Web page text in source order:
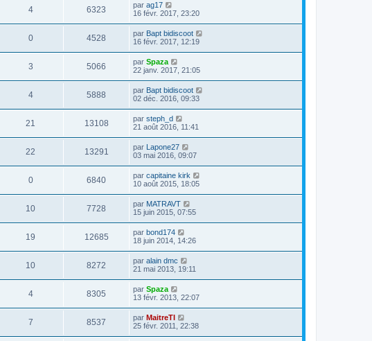
4 6323 par ag17
16 févr. 2017, 23:20
0 4528 par Bapt bidiscoot
16 févr. 2017, 12:19
3 5066 par Spaza
22 janv. 2017, 21:05
4 5888 par Bapt bidiscoot
02 déc. 2016, 09:33
21 13108 par steph_d
21 août 2016, 11:41
22 13291 par Lapone27
03 mai 2016, 09:07
0 6840 par capitaine kirk
10 août 2015, 18:05
10 7728 par MATRAVT
15 juin 2015, 07:55
19 12685 par bond174
18 juin 2014, 14:26
10 8272 par alain dmc
21 mai 2013, 19:11
4 8305 par Spaza
13 févr. 2013, 22:07
7 8537 par MaitreTI
25 févr. 2011, 22:38